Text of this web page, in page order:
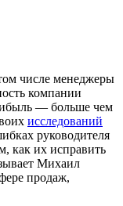
числе менеджеры
компании
— больше чем
исследований
руководителя
как их исправить
Михаил
продаж,